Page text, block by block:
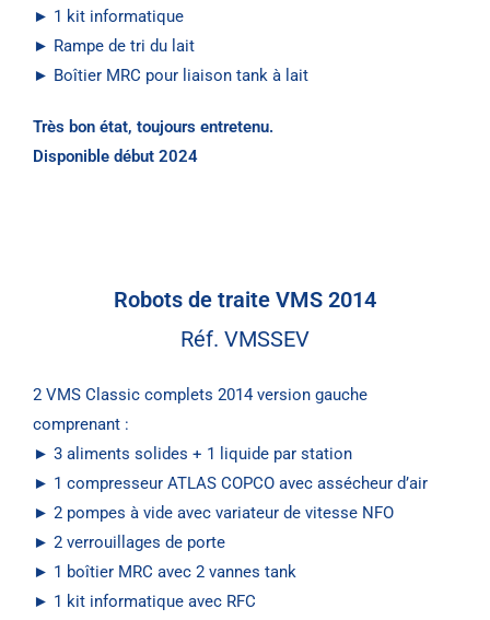
► 1 kit informatique
► Rampe de tri du lait
► Boîtier MRC pour liaison tank à lait
Très bon état, toujours entretenu.
Disponible début 2024
Robots de traite VMS 2014
Réf. VMSSEV
2 VMS Classic complets 2014 version gauche
comprenant :
► 3 aliments solides + 1 liquide par station
► 1 compresseur ATLAS COPCO avec assécheur d’air
► 2 pompes à vide avec variateur de vitesse NFO
► 2 verrouillages de porte
► 1 boîtier MRC avec 2 vannes tank
► 1 kit informatique avec RFC